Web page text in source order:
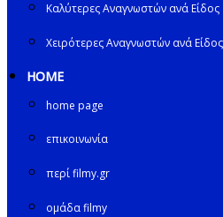
Καλύτερες Αναγνωστών ανά Είδος
Χειρότερες Αναγνωστών ανά Είδος
HOME
home page
επικοινωνία
περί filmy.gr
ομάδα filmy